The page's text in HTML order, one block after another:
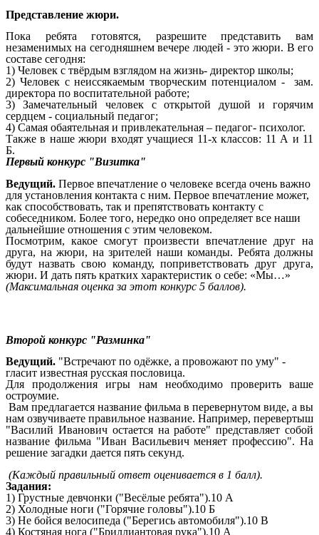
Представление жюри.
Пока ребята готовятся, разрешите представить вам
незаменимых на сегодняшнем вечере людей - это жюри. В его
составе сегодня:
1) Человек с твёрдым взглядом на жизнь- директор школы;
2) Человек с неиссякаемым творческим потенциалом - зам.
директора по воспитательной работе;
3) Замечательный человек с открытой душой и горячим
сердцем - социальный педагог;
4) Самая обаятельная и привлекательная – педагог- психолог.
Также в наше жюри входят учащиеся 11-х классов: 11 А и 11
Б.
Первый конкурс "Визитка"
Ведущий. Первое впечатление о человеке всегда очень важно
для установления контакта с ним. Первое впечатление может,
как способствовать, так и препятствовать контакту с
собеседником. Более того, нередко оно определяет все наши
дальнейшие отношения с этим человеком.
Посмотрим, какое смогут произвести впечатление друг на
друга, на жюри, на зрителей наши команды. Ребята должны
будут назвать свою команду, поприветствовать друг друга,
жюри. И дать пять кратких характеристик о себе: «Мы…»
(Максимальная оценка за этот конкурс 5 баллов).
Второй конкурс "Разминка"
Ведущий. "Встречают по одёжке, а провожают по уму" -
гласит известная русская пословица.
Для продолжения игры нам необходимо проверить ваше
остроумие.
Вам предлагается название фильма в перевернутом виде, а вы
нам озвучиваете правильное название. Например, перевертыш
"Василий Иванович остается на работе" представляет собой
название фильма "Иван Васильевич меняет профессию". На
решение загадки дается пять секунд.
(Каждый правильный ответ оценивается в 1 балл).
Задания:
1) Грустные девчонки ("Весёлые ребята").10 А
2) Холодные ноги ("Горячие головы").10 Б
3) Не бойся велосипеда ("Берегись автомобиля").10 В
4) Костяная нога ("Бриллиантовая рука").10 А